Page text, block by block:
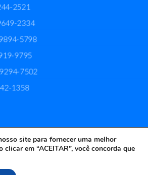
2521
2334
5798
9795
7502
1358
Industriais © 2024. Todos os Direitos
site para fornecer uma melhor
clicar em “ACEITAR”, você concorda que